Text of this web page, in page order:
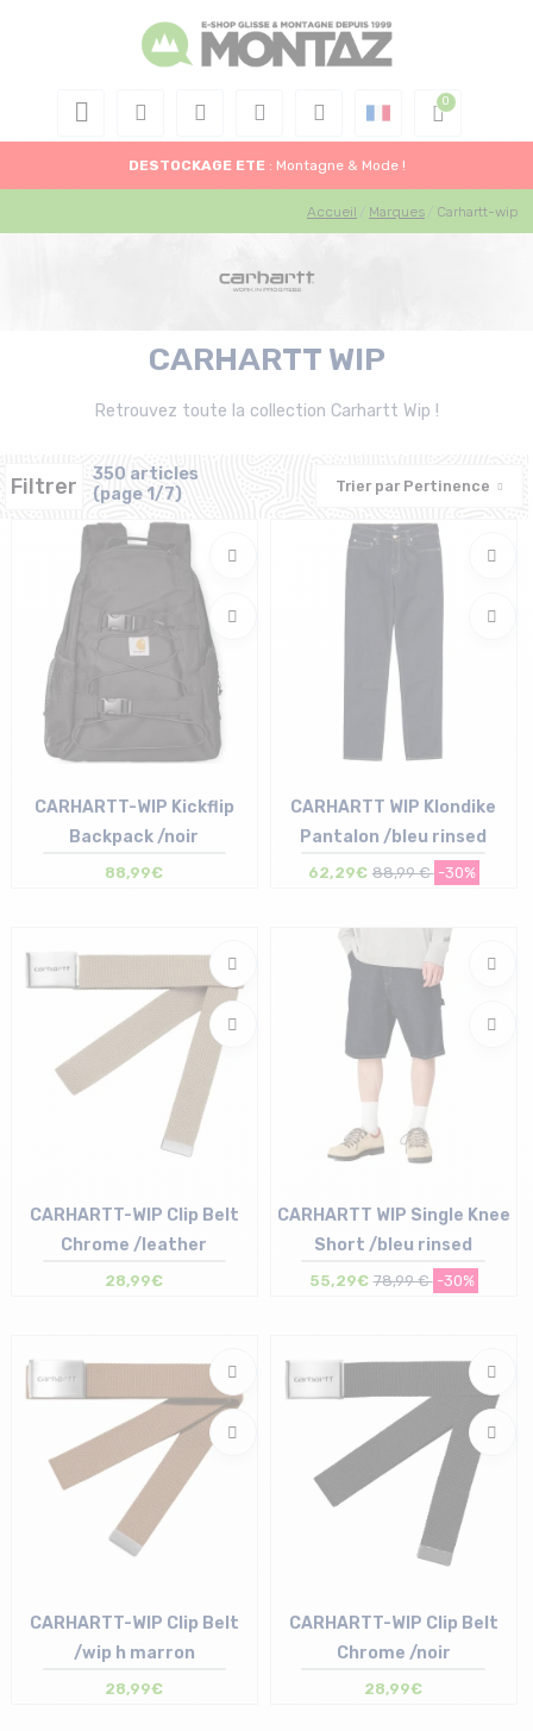
DESTOCKAGE ETE : Montagne & Mode !
Accueil Marques Carhartt-wip
CARHARTT WIP
Retrouvez toute la collection Carhartt Wip !
Filtrer
350 articles
(page 1/7)
Trier par Pertinence
CARHARTT-WIP Kickflip
Backpack /noir
88,99€
CARHARTT WIP Klondike
Pantalon /bleu rinsed
62,29€ 88,99 € -30%
CARHARTT-WIP Clip Belt
Chrome /leather
28,99€
CARHARTT WIP Single Knee
Short /bleu rinsed
55,29€ 78,99 € -30%
CARHARTT-WIP Clip Belt
/wip h marron
28,99€
CARHARTT-WIP Clip Belt
Chrome /noir
28,99€